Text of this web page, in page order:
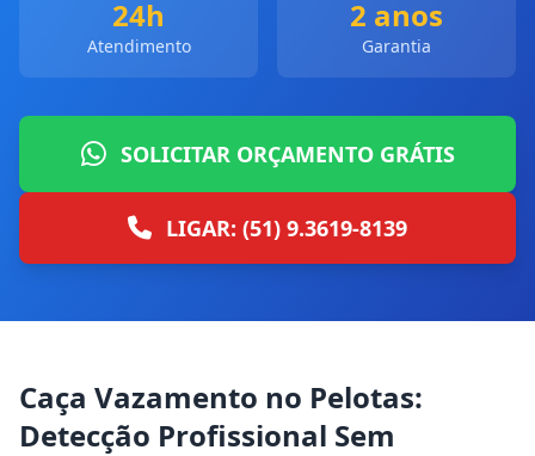
24h
Atendimento
2 anos
Garantia
SOLICITAR ORÇAMENTO GRÁTIS
LIGAR: (51) 9.3619-8139
Caça Vazamento no Pelotas:
Detecção Profissional Sem